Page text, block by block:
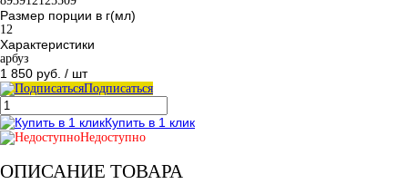
Размер порции в г(мл)
12
Характеристики
арбуз
1 850 руб. / шт
Подписаться
Купить в 1 клик
Недоступно
ОПИСАНИЕ ТОВАРА